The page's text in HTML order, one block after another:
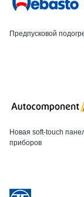
Предпусковой
Новая soft-touch
приборов